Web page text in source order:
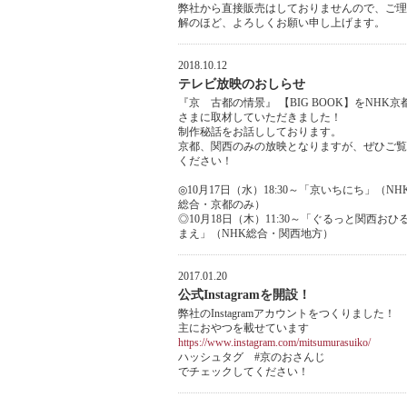
弊社から直接販売はしておりませんので、ご理
解のほど、よろしくお願い申し上げます。
2018.10.12
テレビ放映のおしらせ
『京 古都の情景』 【BIG BOOK】をNHK京
さまに取材していただきました！
制作秘話をお話ししております。
京都、関西のみの放映となりますが、ぜひご覧
ください！
◎10月17日（水）18:30～「京いちにち」（
総合・京都のみ）
◎10月18日（木）11:30～「ぐるっと関西おひ
まえ」（NHK総合・関西地方）
2017.01.20
公式Instagramを開設！
弊社のInstagramアカウントをつくりました！
主におやつを載せています
https://www.instagram.com/mitsumurasuiko/
ハッシュタグ #京のおさんじ
でチェックしてください！